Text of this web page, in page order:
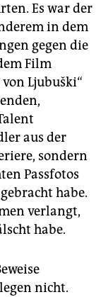
Es war der
in dem
gegen die
Film
Ljubuški“
aus der
sondern
Passfotos
habe.
verlangt,
habe.
nicht.